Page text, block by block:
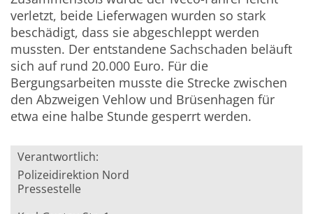
verletzt, beide Lieferwagen wurden so stark
beschädigt, dass sie abgeschleppt werden
mussten. Der entstandene Sachschaden beläuft
sich auf rund 20.000 Euro. Für die
Bergungsarbeiten musste die Strecke zwischen
den Abzweigen Vehlow und Brüsenhagen für
etwa eine halbe Stunde gesperrt werden.
Verantwortlich:
Polizeidirektion Nord
Pressestelle